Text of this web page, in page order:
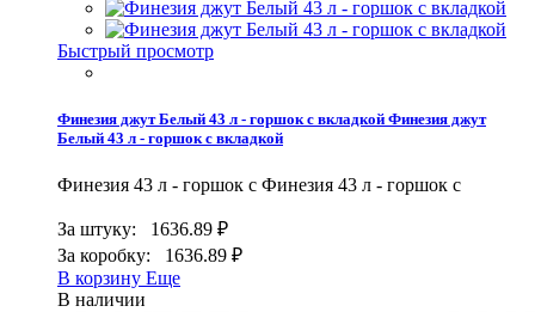
Быстрый просмотр
Финезия джут Белый 43 л - горшок с вкладкой Финезия джут
Белый 43 л - горшок с вкладкой
Финезия 43 л - горшок с Финезия 43 л - горшок с
За штуку:
1636.89 ₽
За коробку:
1636.89 ₽
В корзину Еще
В наличии